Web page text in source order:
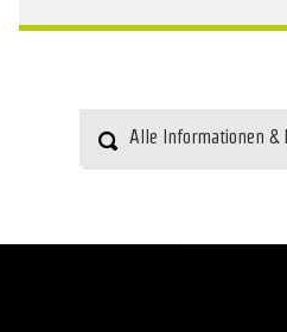
Alle Informationen &